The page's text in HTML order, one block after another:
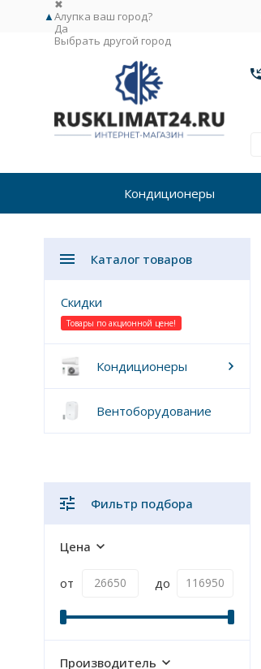
▲
✖
Алупка ваш город?
Да
Выбрать другой город
Кондиционеры
Каталог товаров
Скидки
Товары по акционной цене!
Кондиционеры
Вентоборудование
Фильтр подбора
Цена
от до
Производитель